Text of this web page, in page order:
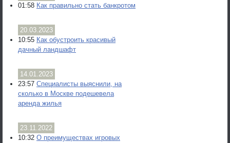
01:58 Как правильно стать банкротом
20.03.2023
10:55 Как обустроить красивый
дачный ландшафт
14.01.2023
23:57 Специалисты выяснили, на
сколько в Москве подешевела
аренда жилья
23.11.2022
10:32 О преимуществах игровых